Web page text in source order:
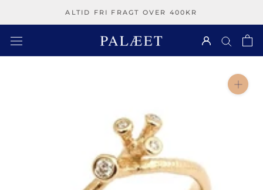
ALTID FRI FRAGT OVER 400KR